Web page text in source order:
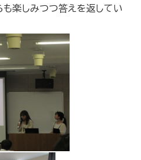
も楽しみつつ答えを返してい